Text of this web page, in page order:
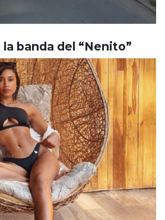
banda del “Nenito”